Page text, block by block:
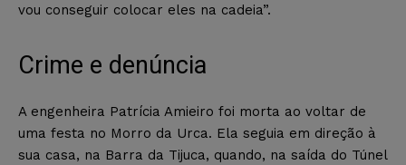
vou conseguir colocar eles na cadeia”.
Crime e denúncia
A engenheira Patrícia Amieiro foi morta ao voltar de
uma festa no Morro da Urca. Ela seguia em direção à
sua casa, na Barra da Tijuca, quando, na saída do Túnel